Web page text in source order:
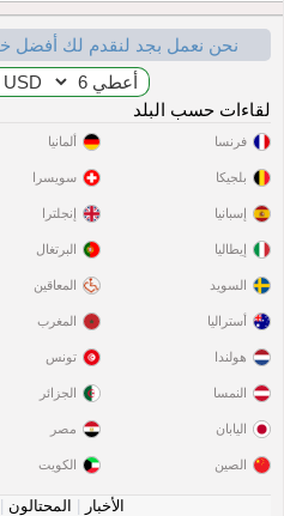
نحن نعمل بجد لنقدم لك أفضل
لقاءات حسب البلد
فرنسا
بلجيكا
إسبانيا
إيطاليا
السويد
ألمانيا
سويسرا
إنجلترا
البرتغال
المعاقين
أستراليا
هولندا
النمسا
اليابان
الصين
المغرب
تونس
الجزائر
مصر
الكويت
الأخبار المحتالون